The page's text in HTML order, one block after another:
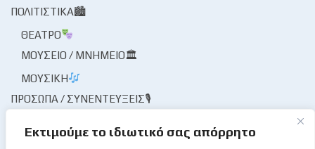
Εκτιμούμε το ιδιωτικό σας απόρρητο
ΠΟΛΙΤΙΣΤΙΚΆ🏙
ΘΈΑΤΡΟ
ΜΟΥΣΕΊΟ / ΜΝΗΜΕΊΟ🏛
ΜΟΥΣΙΚΉ
ΠΡΌΣΩΠΑ / ΣΥΝΕΝΤΕΎΞΕΙΣ🎙
ΣΥΝΈΝΤΕΥΞΗ🎙